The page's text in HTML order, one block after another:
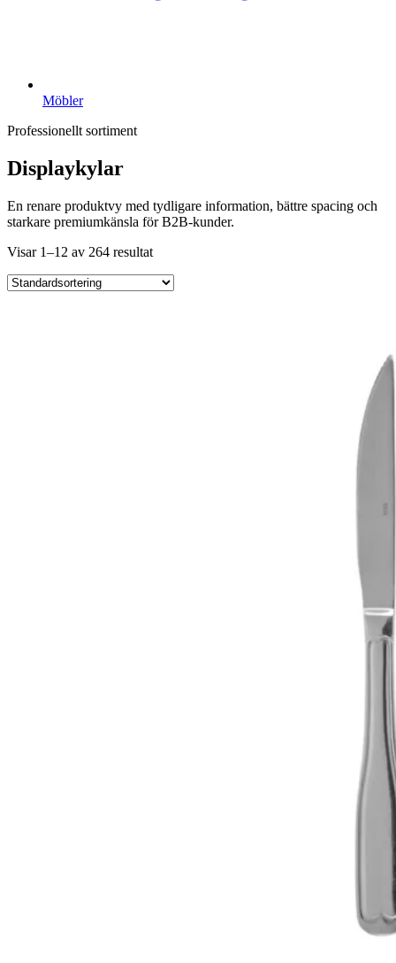
Möbler
Professionellt sortiment
Displaykylar
En renare produktvy med tydligare information, bättre spacing och
starkare premiumkänsla för B2B-kunder.
Visar 1–12 av 264 resultat